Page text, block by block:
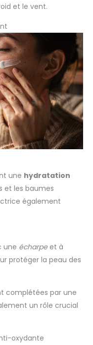
et le vent.
une hydratation
et les baumes
également
une écharpeet à
protéger la peau des
complétées par une
un rôle crucial
oxydante